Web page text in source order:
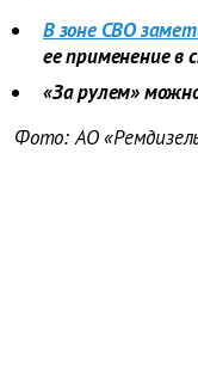
В зоне СВО
ее применение в
«За рулем»
Фото: АО